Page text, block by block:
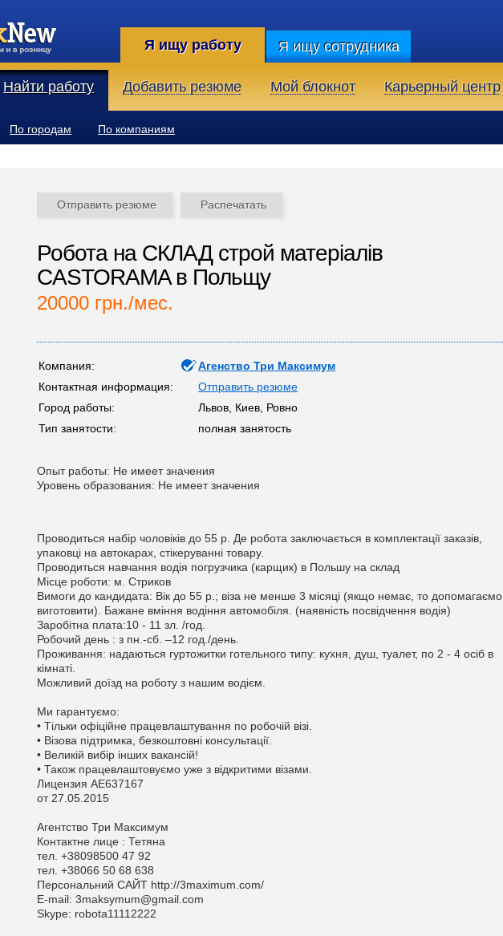
Я ищу работу Я ищу сотрудника
Найти работу Добавить резюме Мой блокнот Карьерный центр
По городам По компаниям
Отправить резюме Распечатать
Робота на СКЛАД строй матеріалів
CASTORAMA в Польщу
20000 грн./мес.
Компания:
Агенство Три Максимум
Контактная информация:
Отправить резюме
Город работы:
Львов, Киев, Ровно
Тип занятости:
полная занятость
Опыт работы: Не имеет значения
Уровень образования: Не имеет значения
Проводиться набір чоловіків до 55 р. Де робота заключається в комплектації заказів,
упаковці на автокарах, стікеруванні товару.
Проводиться навчання водія погрузчика (карщик) в Польшу на склад
Місце роботи: м. Стриков
Вимоги до кандидата: Вік до 55 р.; віза не менше 3 місяці (якщо немає, то допомагаємо
виготовити). Бажане вміння водіння автомобіля. (наявність посвідчення водія)
Заробітна плата:10 - 11 зл. /год.
Робочий день : з пн.-сб. –12 год./день.
Проживання: надаються гуртожитки готельного типу: кухня, душ, туалет, по 2 - 4 осіб в
кімнаті.
Можливий доїзд на роботу з нашим водієм.
Ми гарантуємо:
• Тільки офіційне працевлаштування по робочій візі.
• Візова підтримка, безкоштовні консультації.
• Великій вибір інших вакансій!
• Також працевлаштовуємо уже з відкритими візами.
Лицензия АЕ637167
от 27.05.2015
Агентство Три Максимум
Контактне лице : Тетяна
тел. +38098500 47 92
тел. +38066 50 68 638
Персональний САЙТ http://3maximum.com/
Е-mail: 3maksymum@gmail.com
Skype: robota11112222